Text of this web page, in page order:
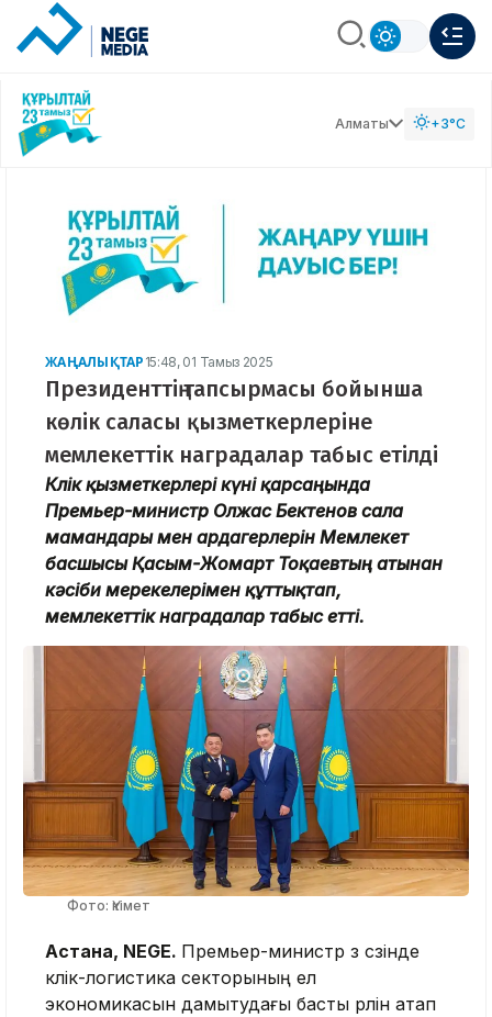
Алматы +3°C
ЖАҢАЛЫҚТАР 15:48, 01 Тамыз 2025
Президенттің тапсырмасы бойынша
көлік саласы қызметкерлеріне
мемлекеттік наградалар табыс етілді
Көлік қызметкерлері күні қарсаңында
Премьер-министр Олжас Бектенов сала
мамандары мен ардагерлерін Мемлекет
басшысы Қасым-Жомарт Тоқаевтың атынан
кәсіби мерекелерімен құттықтап,
мемлекеттік наградалар табыс етті.
Фото: Үкімет
Астана, NEGE. Премьер-министр өз сөзінде
көлік-логистика секторының ел
экономикасын дамытудағы басты рөлін атап